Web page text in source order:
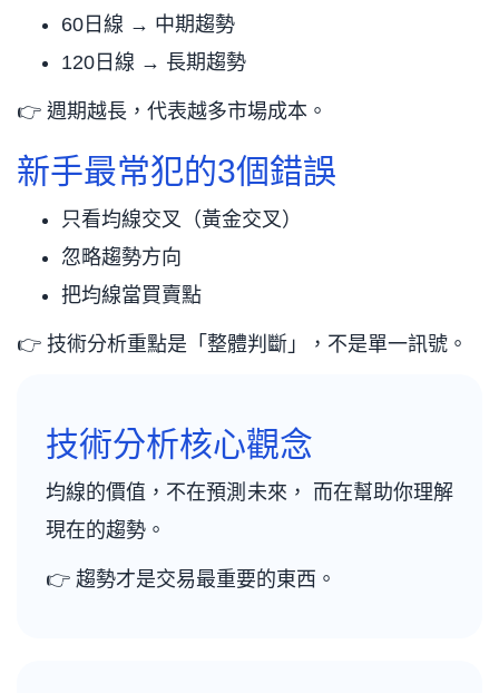
60日線 → 中期趨勢
120日線 → 長期趨勢
👉 週期越長，代表越多市場成本。
新手最常犯的3個錯誤
只看均線交叉（黃金交叉）
忽略趨勢方向
把均線當買賣點
👉 技術分析重點是「整體判斷」，不是單一訊號。
技術分析核心觀念
均線的價值，不在預測未來， 而在幫助你理解
現在的趨勢。
👉 趨勢才是交易最重要的東西。